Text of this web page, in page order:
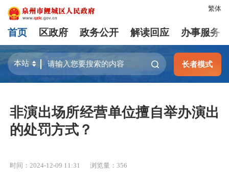
繁体
首页 区政府 政务公开 解读回应 办事服务
长者模式
非演出场所经营单位擅自举办演出
的处罚方式？
时间：2024-12-09 11:31 浏览量： 356